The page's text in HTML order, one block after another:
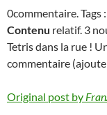
0commentaire. Tags
Contenu relatif. 3
Tetris dans la rue !
commentaire
Original post by